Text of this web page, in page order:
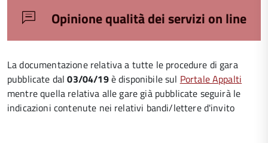
Opinione qualità dei servizi on line
La documentazione relativa a tutte le procedure di gara
pubblicate dal03/04/19è disponibile sul Portale Appalti
mentre quella relativa alle gare già pubblicate seguirà le
indicazioni contenute nei relativi bandi/lettere d'invito